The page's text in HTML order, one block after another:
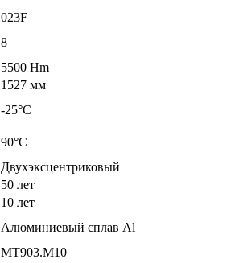
023F
8
5500 Hm
1527 мм
-25°C
90°C
Двухэксцентриковый
50 лет
10 лет
Алюминиевый сплав Al
МТ903.М10